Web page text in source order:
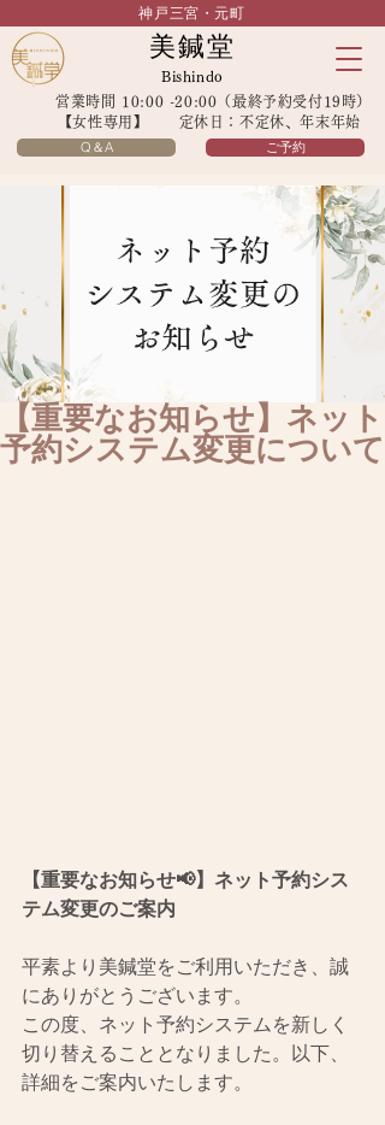
神戸三宮・元町
美鍼堂
Bishindo
営業時間 10:00 -20:00（最終予約受付19時）
【女性専用】 定休日：不定休、年末年始
Q＆A ご予約
【重要なお知らせ】ネット
予約システム変更について
【重要なお知らせ📢】ネット予約シス
テム変更のご案内
平素より美鍼堂をご利用いただき、誠
にありがとうございます。
この度、ネット予約システムを新しく
切り替えることとなりました。以下、
詳細をご案内いたします。